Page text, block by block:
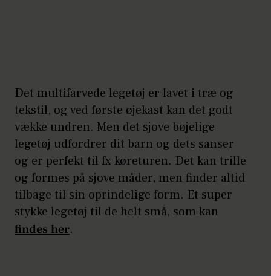
Det multifarvede legetøj er lavet i træ og
tekstil, og ved første øjekast kan det godt
vække undren. Men det sjove bøjelige
legetøj udfordrer dit barn og dets sanser
og er perfekt til fx køreturen. Det kan trille
og formes på sjove måder, men finder altid
tilbage til sin oprindelige form. Et super
stykke legetøj til de helt små, som kan
findes her.